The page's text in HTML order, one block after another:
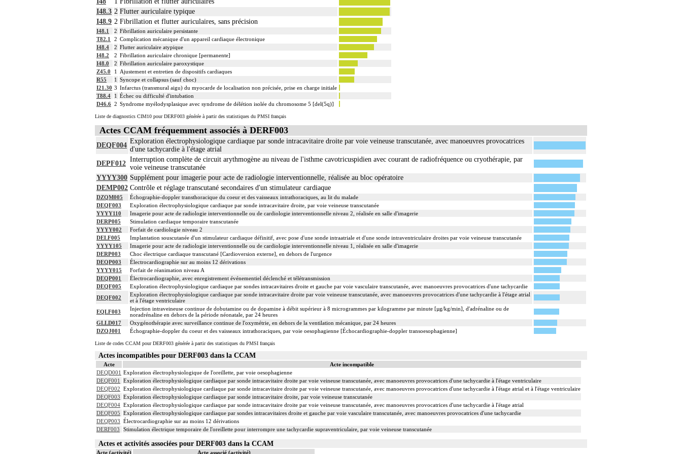
4
Les actes avec dérivation vasculaire [shunt] incluent la pose d'une dérivation inerte ou pulsée, et son ablation.
4
Facturation : les suppléments de numérisation ou la radioscopie de longue durée sous ampli de brillance (chapitre 19) ne peuvent pas être facturés avec les actes diagnostiques ou
thérapeutiques de radiologie vasculaire
I48.3 2 Flutter auriculaire typique
I48.9 2 Fibrillation et flutter auriculaires, sans précision
I48.1 2 Fibrillation auriculaire persistante
T82.1
2 Complication mécanique d'un appareil cardiaque électronique
I48.4
2 Flutter auriculaire atypique
I48.2
2 Fibrillation auriculaire chronique [permanente]
I48.0
2 Fibrillation auriculaire paroxystique
Z45.0
1
Ajustement et entretien de dispositifs cardiaques
R55
1 Syncope et collapsus (sauf choc)
I21.30 3 Infarctus (transmural aigu) du myocarde de localisation non précisée, prise en charge initiale
T88.4
1 Échec ou difficulté d'intubation
D46.6 2 Syndrome myélodysplasique avec syndrome de délétion isolée du chromosome 5 [del(5q)]
Liste de diagnostics CIM10 pour DERF003 générée à partir des statistiques du PMSI français
Actes CCAM fréquemment associés à DERF003
DEQF004
Exploration électrophysiologique cardiaque par sonde intracavitaire droite par voie veineuse transcutanée, avec manoeuvres provocatrices
d'une tachycardie à l'étage atrial
DEPF012
Interruption complète de circuit arythmogène au niveau de l'isthme cavotricuspidien avec courant de radiofréquence ou cryothérapie, par
voie veineuse transcutanée
YYYY300 Supplément pour imagerie pour acte de radiologie interventionnelle, réalisée au bloc opératoire
DEMP002 Contrôle et réglage transcutané secondaires d'un stimulateur cardiaque
DZQM005
Échographie-doppler transthoracique du coeur et des vaisseaux intrathoraciques, au lit du malade
DEQF003
Exploration électrophysiologique cardiaque par sonde intracavitaire droite, par voie veineuse transcutanée
YYYY110
Imagerie pour acte de radiologie interventionnelle ou de cardiologie interventionnelle niveau 2, réalisée en salle d'imagerie
DERP005
Stimulation cardiaque temporaire transcutanée
YYYY002
Forfait de cardiologie niveau 2
DELF005
Implantation souscutanée d'un stimulateur cardiaque définitif, avec pose d'une sonde intraatriale et d'une sonde intraventriculaire droites par voie veineuse transcutanée
YYYY105
Imagerie pour acte de radiologie interventionnelle ou de cardiologie interventionnelle niveau 1, réalisée en salle d'imagerie
DERP003
Choc électrique cardiaque transcutané [Cardioversion externe], en dehors de l'urgence
DEQP003
Électrocardiographie sur au moins 12 dérivations
YYYY015
Forfait de réanimation niveau A
DEQP001
Électrocardiographie, avec enregistrement événementiel déclenché et télétransmission
DEQF005
Exploration électrophysiologique cardiaque par sondes intracavitaires droite et gauche par voie vasculaire transcutanée, avec manoeuvres provocatrices d'une tachycardie
DEQF002
Exploration électrophysiologique cardiaque par sonde intracavitaire droite par voie veineuse transcutanée, avec manoeuvres provocatrices d'une tachycardie à l'étage atrial
et à l'étage ventriculaire
EQLF003
Injection intraveineuse continue de dobutamine ou de dopamine à débit supérieur à 8 microgrammes par kilogramme par minute [µg/kg/min], d'adrénaline ou de
noradrénaline en dehors de la période néonatale, par 24 heures
GLLD017
Oxygénothérapie avec surveillance continue de l'oxymétrie, en dehors de la ventilation mécanique, par 24 heures
DZQJ001
Échographie-doppler du coeur et des vaisseaux intrathoraciques, par voie oesophagienne [Échocardiographie-doppler transoesophagienne]
Liste de codes CCAM pour DERF003 générée à partir des statistiques du PMSI français
Actes incompatibles pour DERF003 dans la CCAM
Acte
Acte incompatible
DEQD001 Exploration électrophysiologique de l'oreillette, par voie oesophagienne
DEQF001 Exploration électrophysiologique cardiaque par sonde intracavitaire droite par voie veineuse transcutanée, avec manoeuvres provocatrices d'une tachycardie à l'étage ventriculaire
DEQF002 Exploration électrophysiologique cardiaque par sonde intracavitaire droite par voie veineuse transcutanée, avec manoeuvres provocatrices d'une tachycardie à l'étage atrial et à l'étage ventriculaire
DEQF003 Exploration électrophysiologique cardiaque par sonde intracavitaire droite, par voie veineuse transcutanée
DEQF004 Exploration électrophysiologique cardiaque par sonde intracavitaire droite par voie veineuse transcutanée, avec manoeuvres provocatrices d'une tachycardie à l'étage atrial
DEQF005 Exploration électrophysiologique cardiaque par sondes intracavitaires droite et gauche par voie vasculaire transcutanée, avec manoeuvres provocatrices d'une tachycardie
DEQP003 Électrocardiographie sur au moins 12 dérivations
DERF003
Stimulation électrique temporaire de l'oreillette pour interrompre une tachycardie supraventriculaire, par voie veineuse transcutanée
Actes et activités associées pour DERF003 dans la CCAM
Acte (activité)
Acte associé (activité)